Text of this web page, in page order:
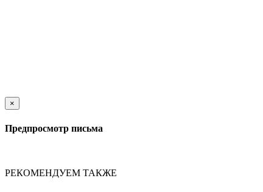
×
Предпросмотр письма
РЕКОМЕНДУЕМ ТАКЖЕ